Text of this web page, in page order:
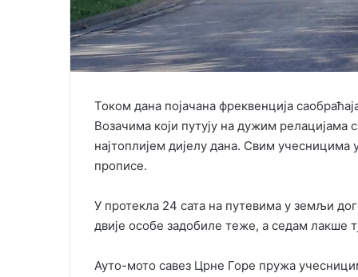
Током дана појачана фреквенција
Возачима који путују на дужим релацијама
најтоплијем дијелу дана. Свим учесницима
прописе.
У протекла 24 сата на путевима у земљи
двије особе задобиле теже, а седам лакше
Ауто-мото савез Црне Горе пружа